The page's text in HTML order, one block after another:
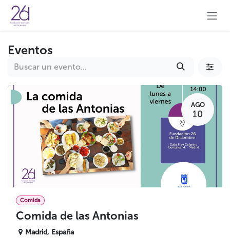
Ir al contenido
Eventos
AGO
10
Comida
Comida de las Antonias
Madrid, España